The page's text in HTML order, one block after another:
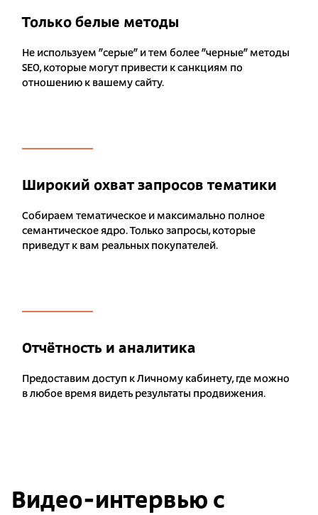
Только белые методы
Не используем "серые" и тем более "черные" методы
SEO, которые могут привести к санкциям по
отношению к вашему сайту.
Широкий охват запросов тематики
Собираем тематическое и максимально полное
семантическое ядро. Только запросы, которые
приведут к вам реальных покупателей.
Отчётность и аналитика
Предоставим доступ к Личному кабинету, где можно
в любое время видеть результаты продвижения.
Видео-интервью с